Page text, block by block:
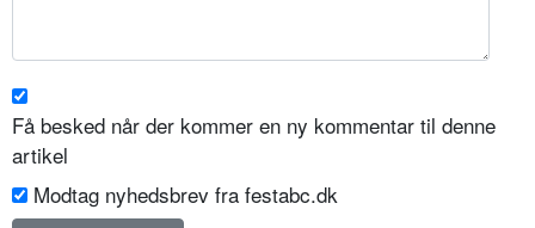
Få besked når der kommer en ny kommentar til denne
artikel
Modtag nyhedsbrev fra festabc.dk